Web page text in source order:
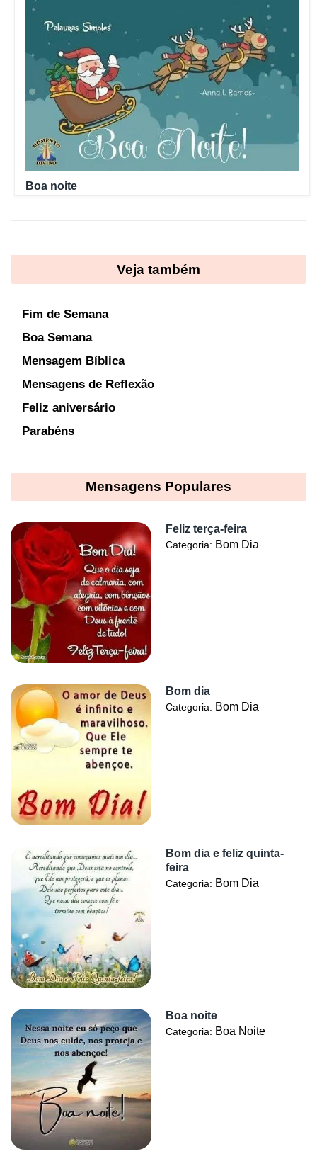
Boa noite
Veja também
Fim de Semana
Boa Semana
Mensagem Bíblica
Mensagens de Reflexão
Feliz aniversário
Parabéns
Mensagens Populares
Feliz terça-feira
Categoria: Bom Dia
Bom dia
Categoria: Bom Dia
Bom dia e feliz quinta-
feira
Categoria: Bom Dia
Boa noite
Categoria: Boa Noite